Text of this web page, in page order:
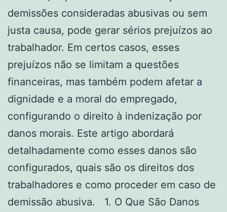
demissões consideradas abusivas ou sem
justa causa, pode gerar sérios prejuízos ao
trabalhador. Em certos casos, esses
prejuízos não se limitam a questões
financeiras, mas também podem afetar a
dignidade e a moral do empregado,
configurando o direito à indenização por
danos morais. Este artigo abordará
detalhadamente como esses danos são
configurados, quais são os direitos dos
trabalhadores e como proceder em caso de
demissão abusiva. 1. O Que São Danos